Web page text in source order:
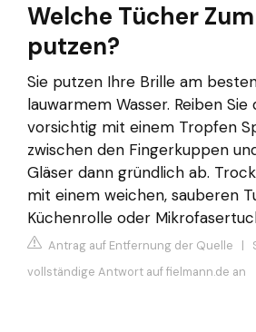
Welche Tücher
putzen?
Sie putzen Ihre Brille am
lauwarmem Wasser. Reiben Sie
vorsichtig mit einem Tropfen
zwischen den Fingerkuppen
Gläser dann gründlich ab.
mit einem weichen, sauberen
Küchenrolle oder
Antrag auf Entfernung der Quelle |
vollständige Antwort auf fielmann.de an